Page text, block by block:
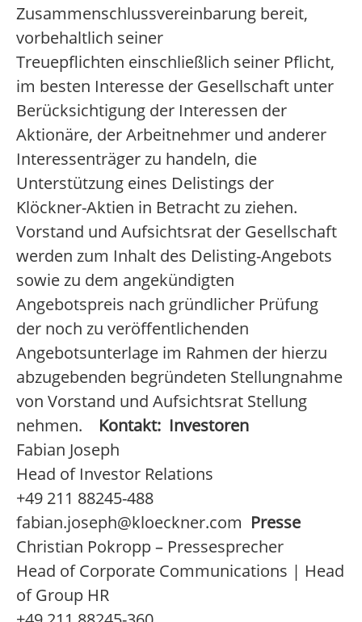
Zusammenschlussvereinbarung bereit,
vorbehaltlich seiner
Treuepflichten einschließlich seiner Pflicht,
im besten Interesse der Gesellschaft unter
Berücksichtigung der Interessen der
Aktionäre, der Arbeitnehmer und anderer
Interessenträger zu handeln, die
Unterstützung eines Delistings der
Klöckner-Aktien in Betracht zu ziehen.
Vorstand und Aufsichtsrat der Gesellschaft
werden zum Inhalt des Delisting-Angebots
sowie zu dem angekündigten
Angebotspreis nach gründlicher Prüfung
der noch zu veröffentlichenden
Angebotsunterlage im Rahmen der hierzu
abzugebenden begründeten Stellungnahme
von Vorstand und Aufsichtsrat Stellung
nehmen. Kontakt: Investoren
Fabian Joseph
Head of Investor Relations
+49 211 88245-488
fabian.joseph@kloeckner.com Presse
Christian Pokropp – Pressesprecher
Head of Corporate Communications | Head
of Group HR